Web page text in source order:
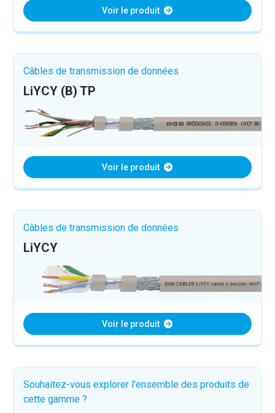
Voir le produit
Câbles de transmission de données
LiYCY (B) TP
Voir le produit
Câbles de transmission de données
LiYCY
Voir le produit
Souhaitez-vous explorer l'ensemble des produits de
cette gamme ?